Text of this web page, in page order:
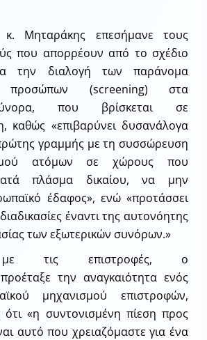
Μηταράκης επεσήμανε τους
που απορρέουν από το σχέδιο
την διαλογή των παράνομα
προσώπων (screening) στα
που βρίσκεται σε
καθώς «επιβαρύνει δυσανάλογα
γραμμής με τη συσσώρευση
ατόμων σε χώρους που
πλάσμα δικαίου, να μην
έδαφος», ενώ «προτάσσει
έναντι της αυτονόητης
των εξωτερικών συνόρων.»
με τις επιστροφές, ο
την αναγκαιότητα ενός
μηχανισμού επιστροφών,
ότι «η συντονισμένη πίεση προς
αυτό που χρειαζόμαστε για ένα